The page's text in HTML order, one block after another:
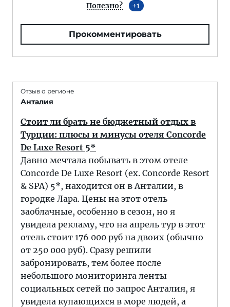
Полезно? 1
Прокомментировать
Отзыв о регионе
Анталия
Стоит ли брать не бюджетный отдых в
Турции: плюсы и минусы отеля Concorde
De Luxe Resort 5*
Давно мечтала побывать в этом отеле
Concorde De Luxe Resort (ex. Concorde Resort
& SPA) 5*, находится он в Анталии, в
городке Лара. Цены на этот отель
заоблачные, особенно в сезон, но я
увидела рекламу, что на апрель тур в этот
отель стоит 176 000 руб на двоих (обычно
от 250 000 руб). Сразу решили
забронировать, тем более после
небольшого мониторинга ленты
социальных сетей по запрос Анталия, я
увидела купающихся в море людей, а